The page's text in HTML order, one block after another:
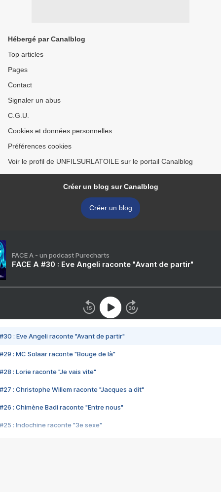
Hébergé par Canalblog
Top articles
Pages
Contact
Signaler un abus
C.G.U.
Cookies et données personnelles
Préférences cookies
Voir le profil de UNFILSURLATOILE sur le portail Canalblog
Créer un blog sur Canalblog
Créer un blog
FACE A - un podcast Purecharts
FACE A #30 : Eve Angeli raconte "Avant de partir"
#30 : Eve Angeli raconte "Avant de partir"
#29 : MC Solaar raconte "Bouge de là"
#28 : Lorie raconte "Je vais vite"
#27 : Christophe Willem raconte "Jacques a dit"
#26 : Chimène Badi raconte "Entre nous"
#25 : Indochine raconte "3e sexe"